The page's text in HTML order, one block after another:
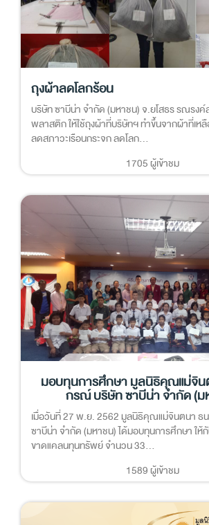
ถุงผ้าลดโลกร้อน
บริษัท ซาบีน่า จำกัด (มหาชน) จ.ยโสธร รณรงค์
พลาสติก ให้ใช้ถุงผ้าที่บริษัทฯ ทำขึ้นจากผ้าที่เห
ลดสภาวะเรือนกระจก ลดโลก...
1705 ผู้เข้าชม
มอบทุนการศึกษา มูลนิธิคุณแม่จิน
กรณ์ บริษัท ซาบีน่า จำกัด (ม
เมื่อวันที่ 27 พ.ย. 2562 มูลนิธิคุณแม่จินตนา ธ
ซาบีน่า จำกัด (มหาชน) ได้มอบทุนการศึกษา ให้กั
ขาดแคลนทุนทรัพย์ จำนวน 33...
1589 ผู้เข้าชม